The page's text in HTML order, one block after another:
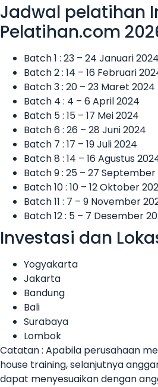
Jadwal pelatihan
Pelatihan.com
Batch 1 : 23 – 24 Januari 2024
Batch 2 : 14 – 16 Februari
Batch 3 : 20 – 23 Maret 2024
Batch 4 : 4 – 6 April 2024
Batch 5 : 15 – 17 Mei 2024
Batch 6 : 26 – 28 Juni 2024
Batch 7 : 17 – 19 Juli 2024
Batch 8 : 14 – 16 Agustus
Batch 9 : 25 – 27 September
Batch 10 : 10 – 12 Oktober
Batch 11 : 7 – 9 November
Batch 12 : 5 – 7 Desember
Investasi dan
Yogyakarta
Jakarta
Bandung
Bali
Surabaya
Lombok
Catatan : Apabila perusahaan
house training, selanjutnya
dapat menyesuaikan dengan